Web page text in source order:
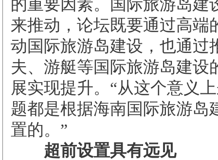
的重要因素。国际旅游岛建
来推动，论坛既要通过高端
动国际旅游岛建设，也通过
夫、游艇等国际旅游岛建设
展实现提升。“从这个意义
题都是根据海南国际旅游岛
置的。”
超前设置具有远见